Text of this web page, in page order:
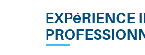
EXPéRIENCE